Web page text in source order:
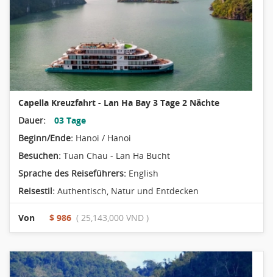
Capella Kreuzfahrt - Lan Ha Bay 3 Tage 2 Nächte
Dauer:
03 Tage
Beginn/Ende: Hanoi / Hanoi
Besuchen: Tuan Chau - Lan Ha Bucht
Sprache des Reiseführers: English
Reisestil: Authentisch, Natur und Entdecken
Von $ 986 ( 25,143,000 VND )